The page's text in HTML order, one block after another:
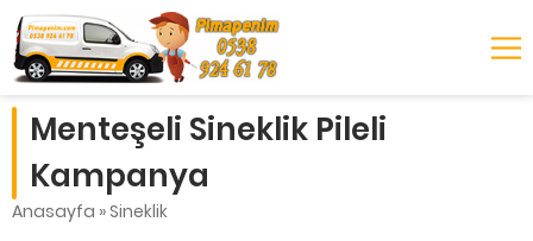
Menteşeli Sineklik Pileli
Kampanya
Anasayfa »Sineklik